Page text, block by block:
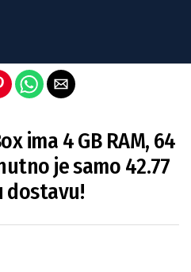
ima 4 GB RAM, 64
je samo 42.77
dostavu!